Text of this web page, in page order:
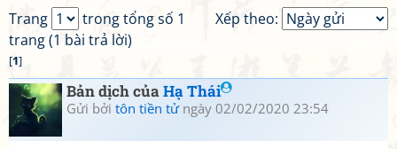
Xếp theo:
Trang
trong tổng số 1
trang (1 bài trả lời)
[1]
Bản dịch củaHạ Thái
Gửi bởi tôn tiền tửngày 02/02/2020 23:54